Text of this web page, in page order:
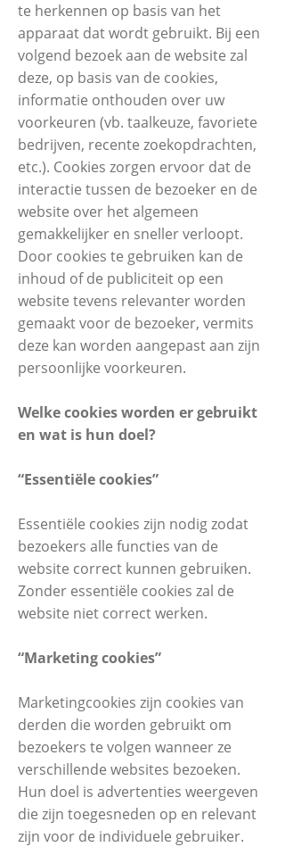
te herkennen op basis van het
apparaat dat wordt gebruikt. Bij een
volgend bezoek aan de website zal
deze, op basis van de cookies,
informatie onthouden over uw
voorkeuren (vb. taalkeuze, favoriete
bedrijven, recente zoekopdrachten,
etc.). Cookies zorgen ervoor dat de
interactie tussen de bezoeker en de
website over het algemeen
gemakkelijker en sneller verloopt.
Door cookies te gebruiken kan de
inhoud of de publiciteit op een
website tevens relevanter worden
gemaakt voor de bezoeker, vermits
deze kan worden aangepast aan zijn
persoonlijke voorkeuren.
Welke cookies worden er gebruikt
en wat is hun doel?
“Essentiële cookies”
Essentiële cookies zijn nodig zodat
bezoekers alle functies van de
website correct kunnen gebruiken.
Zonder essentiële cookies zal de
website niet correct werken.
“Marketing cookies”
Marketingcookies zijn cookies van
derden die worden gebruikt om
bezoekers te volgen wanneer ze
verschillende websites bezoeken.
Hun doel is advertenties weergeven
die zijn toegesneden op en relevant
zijn voor de individuele gebruiker.